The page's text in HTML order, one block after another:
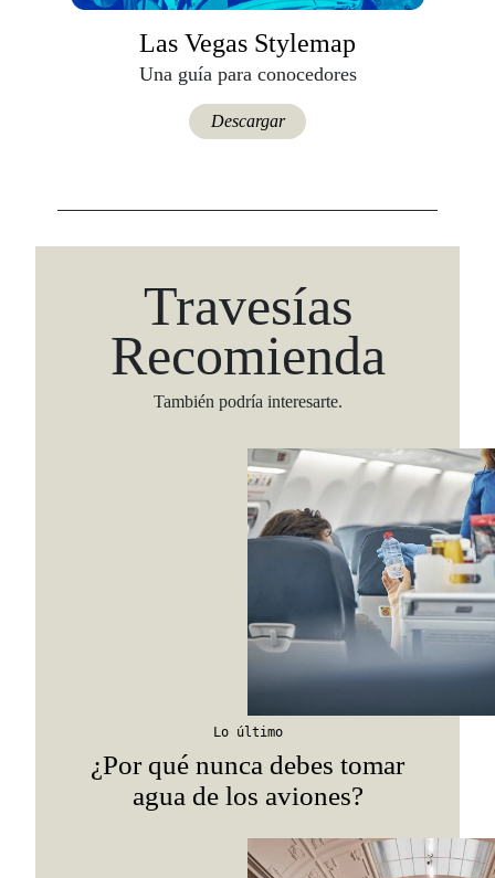
Las Vegas Stylemap
Una guía para conocedores
Descargar
Travesías
Recomienda
También podría interesarte.
Lo último
¿Por qué nunca debes tomar
agua de los aviones?
Viaja con Travesías, recibe cada semana
itinerarios, tips de insider y las guías más